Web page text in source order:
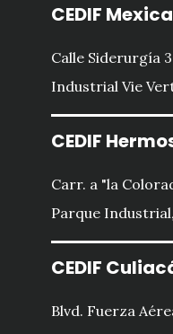
CEDIF
Calle Siderurgía
Industrial Vie
CEDIF
Carr. a "la
Parque
CEDIF
Blvd. Fuerza